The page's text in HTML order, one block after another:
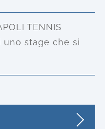
TENNIS
uno stage che si